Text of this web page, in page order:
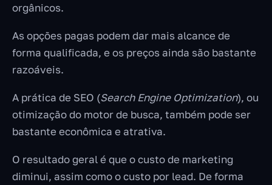
orgânicos.
As opções pagas podem dar mais alcance de
forma qualificada, e os preços ainda são bastante
razoáveis.
A prática de SEO (Search Engine Optimization), ou
otimização do motor de busca, também pode ser
bastante econômica e atrativa.
O resultado geral é que o custo de marketing
diminui, assim como o custo por lead. De forma